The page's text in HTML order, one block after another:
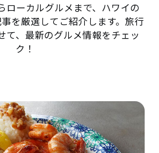
ローカルグルメまで、ハワイの
事を厳選してご紹介します。旅行
て、最新のグルメ情報をチェッ
ク！